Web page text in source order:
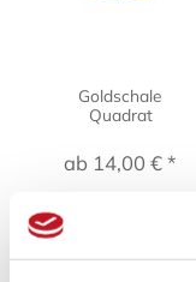
Goldschale
Quadrat
ab 14,00 € *